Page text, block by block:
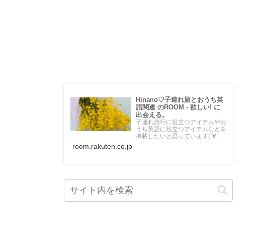
Hinano♡子連れ旅とおうち英
語関連 のROOM - 欲しい! に
出会える。
子連れ旅行に役立つアイテムやお
うち英語に役立つアイテムなどを
掲載したいと思っています(´∀｀
がよろしくお願いします✴︎
room.rakuten.co.jp